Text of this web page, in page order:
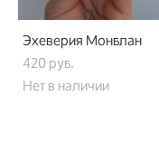
Эхеверия Монблан
420 pуб.
Нет в наличии